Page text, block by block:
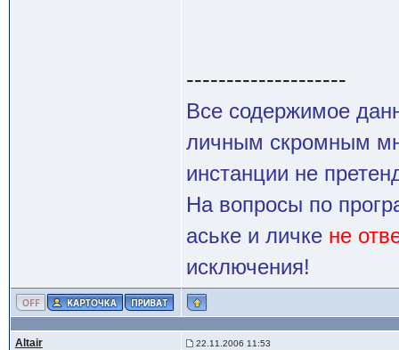
--------------------
Все содержимое
личным скромным
инстанции не
На вопросы по
аське и личке не
исключения!
Altair 22.11.2006 11:53